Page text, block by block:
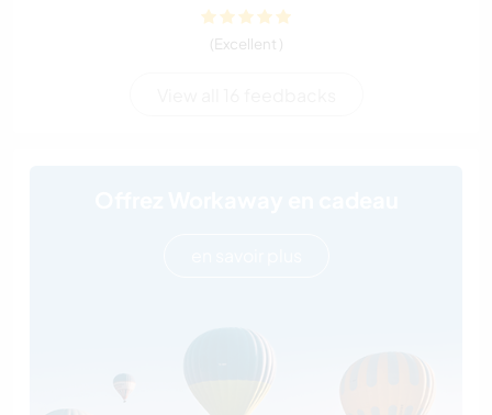
(Excellent )